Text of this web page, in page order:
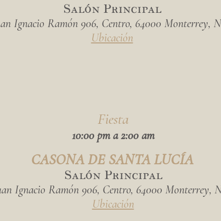
Salón Principal
Ignacio Ramón 906, Centro, 64000 Monterrey,
Ubicación
Fiesta
10:00 pm a 2:00 am
CASONA DE SANTA LUCÍA
Salón Principal
Ignacio Ramón 906, Centro, 64000 Monterrey,
Ubicación